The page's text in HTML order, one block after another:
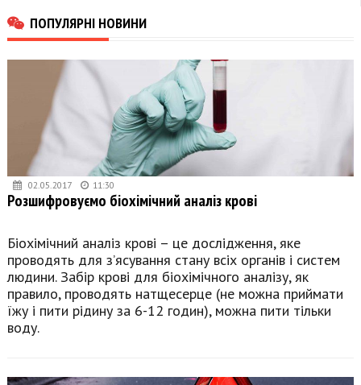
ПОПУЛЯРНІ НОВИНИ
02.05.2017 11:30
Розшифровуємо біохімічний аналіз крові
Біохімічний аналіз крові – це дослідження, яке
проводять для з’ясування стану всіх органів і систем
людини. Забір крові для біохімічного аналізу, як
правило, проводять натщесерце (не можна приймати
їжу і пити рідину за 6-12 годин), можна пити тільки
воду.